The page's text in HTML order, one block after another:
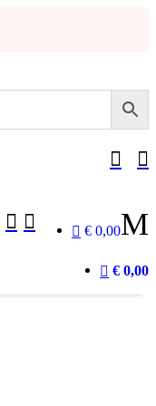


M
€ 0,00


€ 0,00